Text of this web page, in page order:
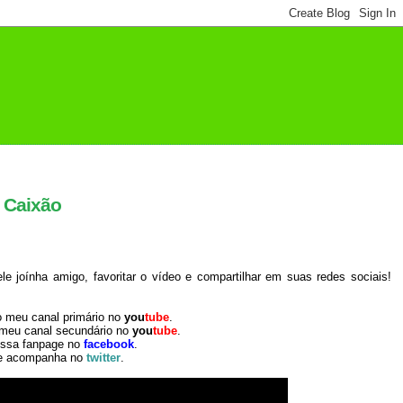
joínha amigo, favoritar o vídeo e compartilhar em suas redes sociais!
meu canal primário noyoutube.
canal secundário no youtube.
fanpage no facebook.
acompanha no twitter.